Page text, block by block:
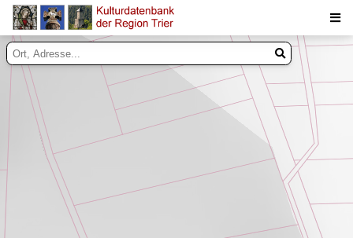
Suche
Inhalte